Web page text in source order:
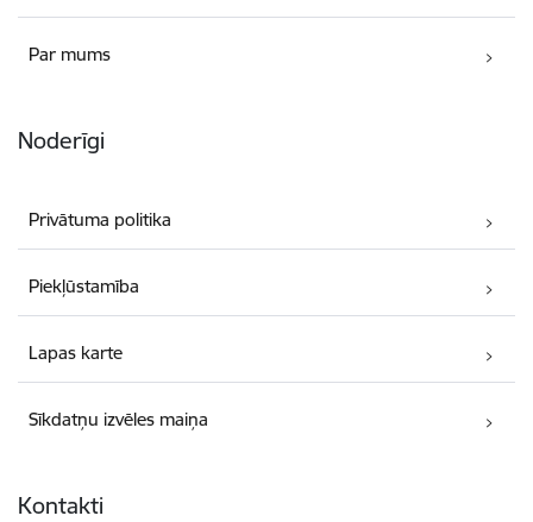
Par mums
Noderīgi
Privātuma politika
Piekļūstamība
Lapas karte
Sīkdatņu izvēles maiņa
Kontakti